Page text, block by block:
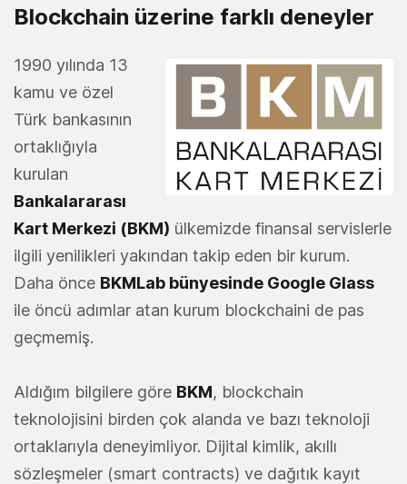
Blockchain üzerine farklı deneyler
1990 yılında 13
kamu ve özel
Türk bankasının
ortaklığıyla
kurulan
Bankalararası
Kart Merkezi (BKM) ülkemizde finansal servislerle
ilgili yenilikleri yakından takip eden bir kurum.
Daha önce BKMLab bünyesinde Google Glass
ile öncü adımlar atan kurum blockchaini de pas
geçmemiş.
Aldığım bilgilere göre BKM, blockchain
teknolojisini birden çok alanda ve bazı teknoloji
ortaklarıyla deneyimliyor. Dijital kimlik, akıllı
sözleşmeler (smart contracts) ve dağıtık kayıt